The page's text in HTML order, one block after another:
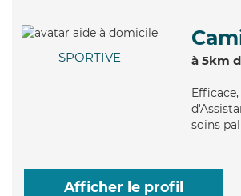
SPORTIVE à 5km
Efficace
soins
Afficher le profil